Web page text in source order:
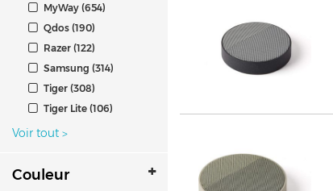
MyWay (654)
Qdos (190)
Razer (122)
Samsung (314)
Tiger (308)
Tiger Lite (106)
Voir tout >
Couleur